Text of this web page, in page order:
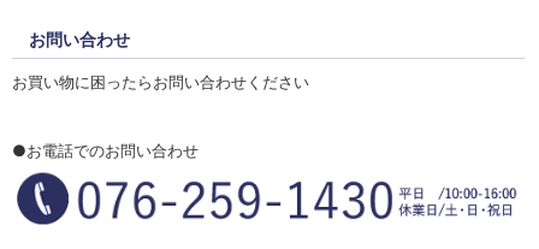
お問い合わせ
お買い物に困ったらお問い合わせください
●お電話でのお問い合わせ